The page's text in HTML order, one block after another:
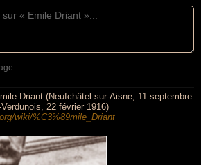
Driant (Neufchâtel-sur-Aisne, 11 septembre
22 février 1916)
wiki/%C3%89mile_Driant